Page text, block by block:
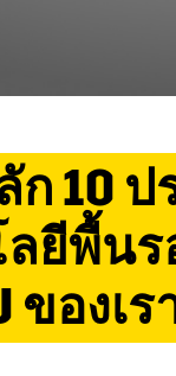
10 ป
ยีพื้นร
ของเร